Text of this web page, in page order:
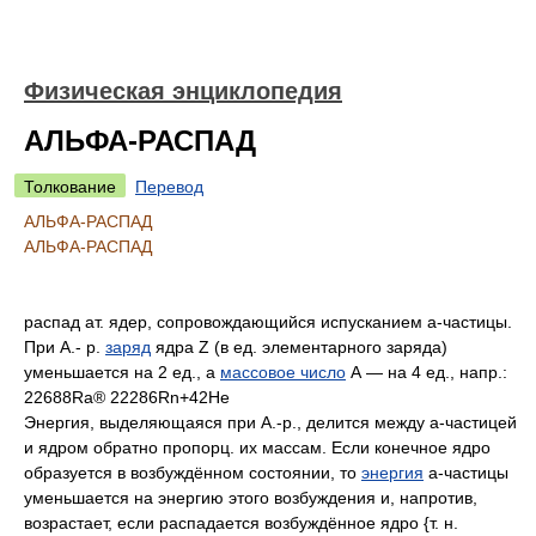
Физическая энциклопедия
АЛЬФА-РАСПАД
Толкование
Перевод
АЛЬФА-РАСПАД
АЛЬФА-РАСПАД
распад ат. ядер, сопровождающийся испусканием a-частицы.
При А.- р. заряд ядра Z (в ед. элементарного заряда)
уменьшается на 2 ед., а массовое число А — на 4 ед., напр.:
22688Ra® 22286Rn+42Нe
Энергия, выделяющаяся при А.-р., делится между a-частицей
и ядром обратно пропорц. их массам. Если конечное ядро
образуется в возбуждённом состоянии, то энергия a-частицы
уменьшается на энергию этого возбуждения и, напротив,
возрастает, если распадается возбуждённое ядро {т. н.